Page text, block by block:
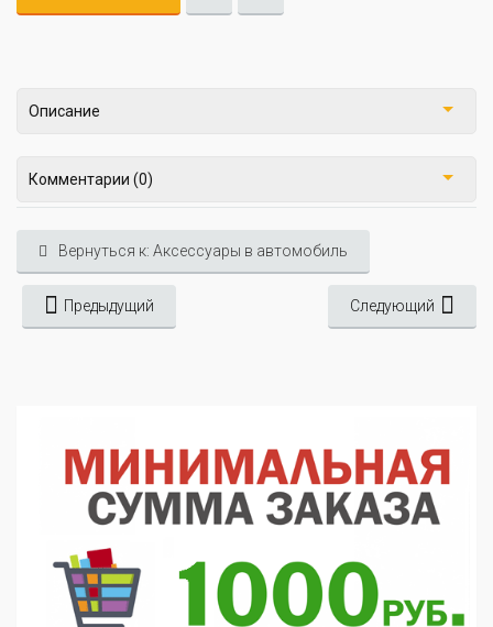
Описание
Комментарии (0)
Вернуться к: Аксессуары в автомобиль
Предыдущий Следующий